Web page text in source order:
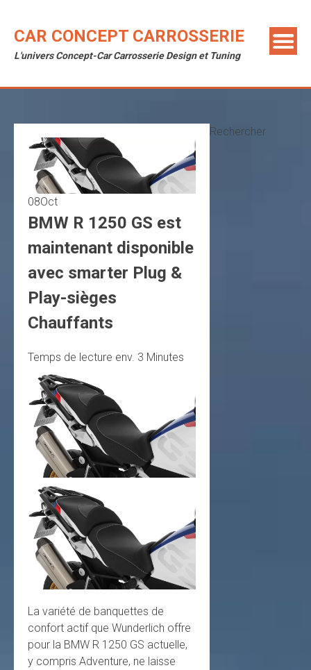
content
CAR CONCEPT CARROSSERIE
L'univers Concept-Car Carrosserie Design et Tuning
08Oct
BMW R 1250 GS est
maintenant disponible
avec smarter Plug &
Play-sièges
Chauffants
Temps de lecture env. 3 Minutes
La variété de banquettes de
confort actif que Wunderlich offre
pour la BMW R 1250 GS actuelle,
y compris Adventure, ne laisse
Rechercher